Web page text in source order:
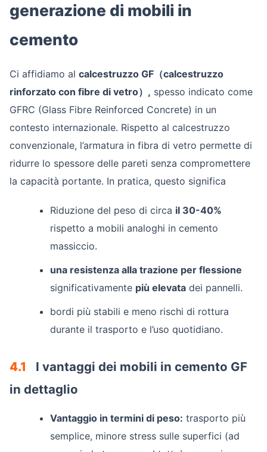
generazione di mobili in
cemento
Ci affidiamo al calcestruzzo GF（calcestruzzo
rinforzato con fibre di vetro）, spesso indicato come
GFRC (Glass Fibre Reinforced Concrete) in un
contesto internazionale. Rispetto al calcestruzzo
convenzionale, l’armatura in fibra di vetro permette di
ridurre lo spessore delle pareti senza compromettere
la capacità portante. In pratica, questo significa
Riduzione del peso di circa il 30-40%
rispetto a mobili analoghi in cemento
massiccio.
una resistenza alla trazione per flessione
significativamente più elevata dei pannelli.
bordi più stabili e meno rischi di rottura
durante il trasporto e l’uso quotidiano.
4.1
I vantaggi dei mobili in cemento GF
in dettaglio
Vantaggio in termini di peso: trasporto più
semplice, minore stress sulle superfici (ad